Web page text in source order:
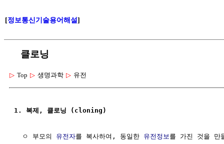
[정보통신기술용어해설]
클로닝
▷ Top ▷ 생명과학 ▷ 유전
1. 복제, 클로닝 (cloning)
  ㅇ 부모의
유전자를 복사하여, 동일한 유전정보 를 가진 것을 만